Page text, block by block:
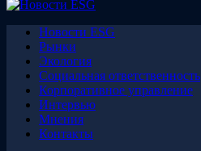
Новости ESG
Рынки
Экология
Социальная ответственность
Корпоративное управление
Интервью
Мнения
Контакты